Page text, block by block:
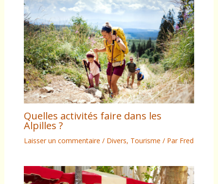
Quelles activités faire dans les
Alpilles ?
Laisser un commentaire / Divers, Tourisme / Par Fred